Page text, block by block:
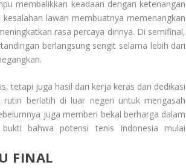
membalikkan keadaan dengan ketenangan
lawan membuatnya memenangkan
rasa percaya dirinya. Di semifinal,
berlangsung sengit selama lebih dari
tetapi juga hasil dari kerja keras dan dedikasi
berlatih di luar negeri untuk mengasah
juga memberi bekal berharga dalam
bahwa potensi tenis Indonesia mulai
FINAL